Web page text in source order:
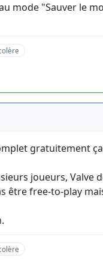
mode "Sauver le
gratuitement
joueurs, Valve
être free-to-play